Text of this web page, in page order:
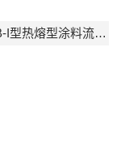
北京MZB-I型热熔型涂料流动度测试仪（面质比）